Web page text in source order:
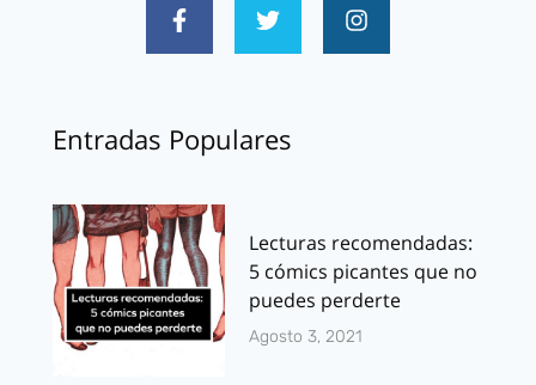
Entradas Populares
Lecturas recomendadas:
5 cómics picantes que no
puedes perderte
Agosto 3, 2021